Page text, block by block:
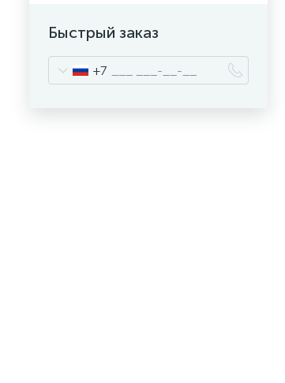
Быстрый заказ
+7